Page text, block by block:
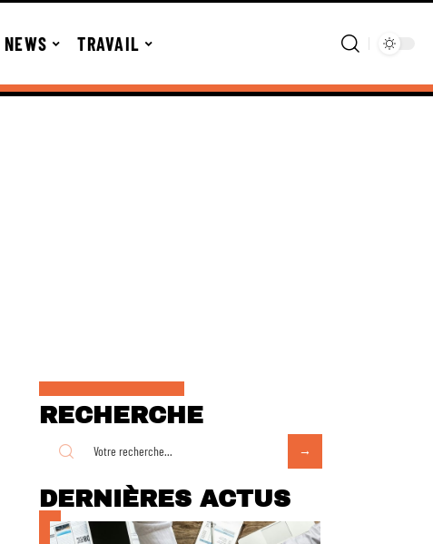
NEWS TRAVAIL
RECHERCHE
DERNIÈRES ACTUS